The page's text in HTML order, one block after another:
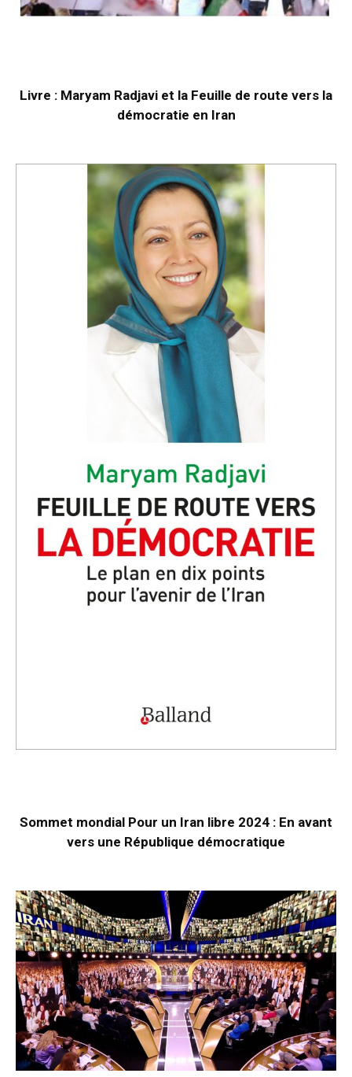
Livre : Maryam Radjavi et la Feuille de route vers la
démocratie en Iran
Sommet mondial Pour un Iran libre 2024 : En avant
vers une République démocratique